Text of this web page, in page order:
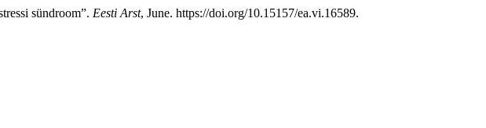
sündroom”. Eesti Arst, June. https://doi.org/10.15157/ea.vi.16589.